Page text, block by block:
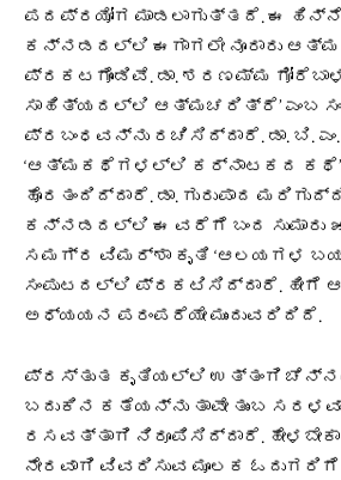
ಪದಪ್ರಯೋಗ ಮಾಡಲಾಗುತ್ತದೆ. ಈ
ಕನ್ನಡದಲ್ಲಿ ಈಗಾಗಲೇ ನೂರಾರು
ಪ್ರಕಟಗೊಂಡಿವೆ. ಡಾ. ಶರಣಮ್ಮ
ಸಾಹಿತ್ಯದಲ್ಲಿ ಆತ್ಮಚರಿತ್ರೆ’ ಎಂಬ
ಪ್ರಬಂಧವನ್ನು ರಚಿಸಿದ್ದಾರೆ. ಡಾ. ಬಿ.
‘ಆತ್ಮಕಥೆಗಳಲ್ಲಿ ಕರ್ನಾಟಕದ ಕಥೆ’
ಹೊರತಂದಿದ್ದಾರೆ. ಡಾ. ಗುರುಪಾದ
ಕನ್ನಡದಲ್ಲಿ ಈ ವರೆಗೆ ಬಂದ
ಸಮಗ್ರ ವಿಮರ್ಶಾ ಕೃತಿ ‘ಆಲಯಗಳ
ಸಂಪುಟದಲ್ಲಿ ಪ್ರಕಟಿಸಿದ್ದಾರೆ.
ಅಧ್ಯಯನ ಪರಂಪರೆಯೇ ಮುಂದುವರಿದಿದೆ.
ಪ್ರಸ್ತುತ ಕೃತಿಯಲ್ಲಿ ಉತ್ತಂಗಿ
ಬದುಕಿನ ಕತೆಯನ್ನು ತಾವೇ ತುಂಬ
ರಸವತ್ತಾಗಿ ನಿರೂಪಿಸಿದ್ದಾರೆ.
ನೇರವಾಗಿ ವಿವರಿಸುವ ಮೂಲಕ ಓದುಗರಿಗೆ